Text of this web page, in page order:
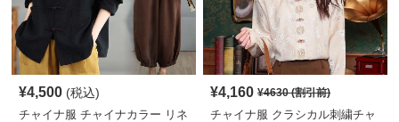
¥4,500 (税込)
チャイナ服 チャイナカラー リネ
¥4,160 ¥4630(割引前)
チャイナ服 クラシカル刺繍チャ